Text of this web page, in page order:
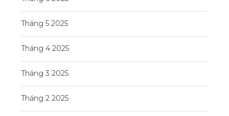
Tháng 5 2025
Tháng 4 2025
Tháng 3 2025
Tháng 2 2025